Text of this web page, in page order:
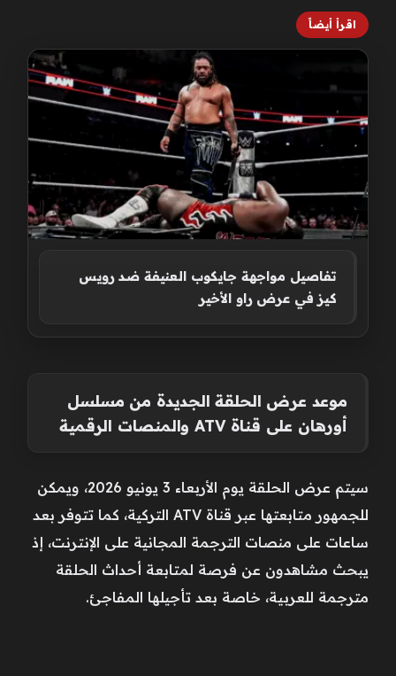
اقرأ أيضاً
تفاصيل مواجهة جايكوب العنيفة ضد رويس
كيز في عرض راو الأخير
موعد عرض الحلقة الجديدة من مسلسل
أورهان على قناة ATV والمنصات الرقمية
سيتم عرض الحلقة يوم الأربعاء 3 يونيو 2026، ويمكن
للجمهور متابعتها عبر قناة ATV التركية، كما تتوفر بعد
ساعات على منصات الترجمة المجانية على الإنترنت، إذ
يبحث مشاهدون عن فرصة لمتابعة أحداث الحلقة
مترجمة للعربية، خاصة بعد تأجيلها المفاجئ.